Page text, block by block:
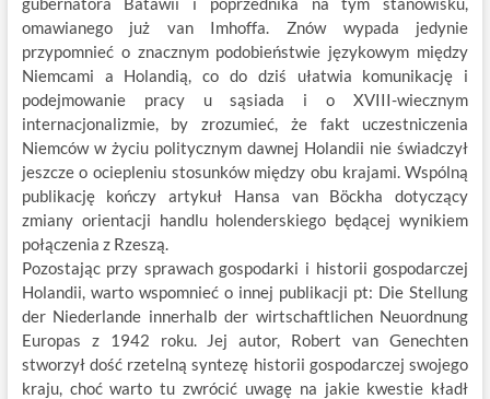
omawianego już van Imhoffa. Znów wypada jedynie
przypomnieć o znacznym podobieństwie językowym między
Niemcami a Holandią, co do dziś ułatwia komunikację i
podejmowanie pracy u sąsiada i o XVIII-wiecznym
internacjonalizmie, by zrozumieć, że fakt uczestniczenia
Niemców w życiu politycznym dawnej Holandii nie świadczył
jeszcze o ociepleniu stosunków między obu krajami. Wspólną
publikację kończy artykuł Hansa van Böckha dotyczący
zmiany orientacji handlu holenderskiego będącej wynikiem
połączenia z Rzeszą.
Pozostając przy sprawach gospodarki i historii gospodarczej
Holandii, warto wspomnieć o innej publikacji pt: Die Stellung
der Niederlande innerhalb der wirtschaftlichen Neuordnung
Europas z 1942 roku. Jej autor, Robert van Genechten
stworzył dość rzetelną syntezę historii gospodarczej swojego
kraju, choć warto tu zwrócić uwagę na jakie kwestie kładł